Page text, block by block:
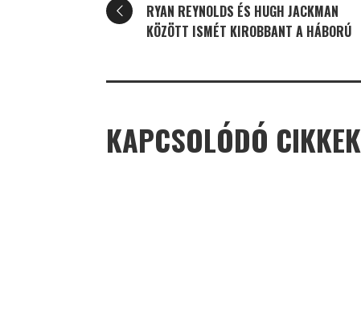
RYAN REYNOLDS ÉS HUGH JACKMAN
KÖZÖTT ISMÉT KIROBBANT A HÁBORÚ
KAPCSOLÓDÓ CIKKEK